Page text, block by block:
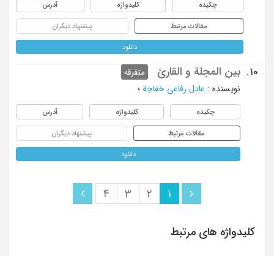
چکیده کلیدواژه آدرس
مقالات مرتبط پیشنهاد دیگران
دانلود
10. بین المجلة و القارئ
متفرقه
نویسنده : عادل رفاعی خفاجة ؛
چکیده کلیدواژه آدرس
مقالات مرتبط پیشنهاد دیگران
دانلود
1
2
3
4
کلیدواژه های مرتبط